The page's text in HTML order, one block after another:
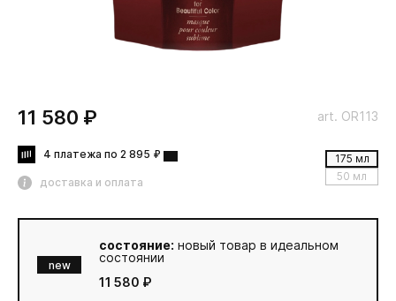
art. OR113
new
состояние: новый товар в идеальном
состоянии
11 580 ₽
175 мл
50 мл
11 580 ₽
4 платежа по 2 895 ₽
доставка и оплата